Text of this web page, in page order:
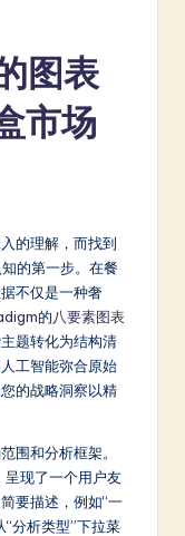
图表
市场
的理解，而找到
的第一步。在餐
不仅是一种奢
的八要素图表
题转化为结构清
工智能弥合原始
的战略洞察以精
围和分析框架。
呈现了一个用户友
要描述，例如“一
分析类型”下拉菜